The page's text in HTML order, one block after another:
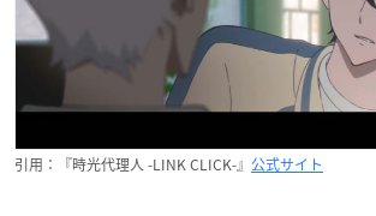
引用：『時光代理人 -LINK CLICK-』 公式サイト